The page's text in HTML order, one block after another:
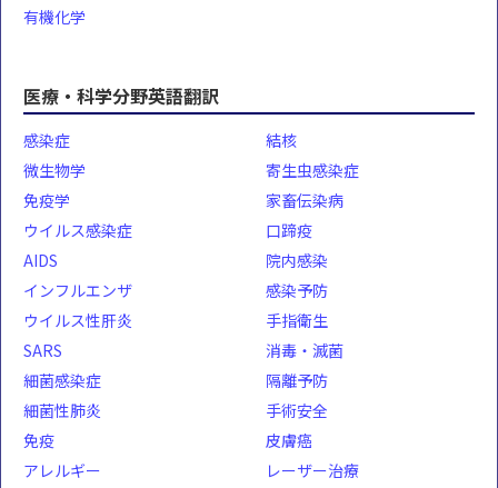
有機化学
医療・科学分野英語翻訳
感染症
微生物学
免疫学
ウイルス感染症
AIDS
インフルエンザ
ウイルス性肝炎
SARS
細菌感染症
細菌性肺炎
結核
寄生虫感染症
家畜伝染病
口蹄疫
院内感染
感染予防
手指衛生
消毒・滅菌
隔離予防
手術安全
免疫
アレルギー
皮膚癌
レーザー治療